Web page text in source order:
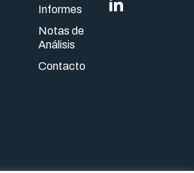
Informes
Notas de
Análisis
Contacto